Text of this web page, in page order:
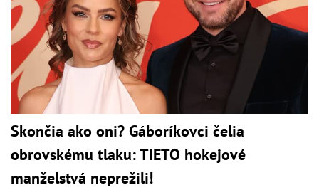
Skončia ako oni? Gáboríkovci čelia
obrovskému tlaku: TIETO hokejové
manželstvá neprežili!